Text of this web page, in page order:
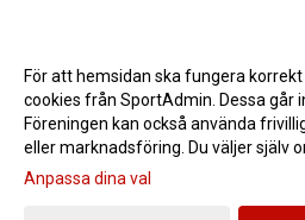
Gå till Webbversion
För att hemsidan ska fungera
cookies från SportAdmin. Dessa går
Föreningen kan också använda
eller marknadsföring. Du väljer själv
Anpassa dina val